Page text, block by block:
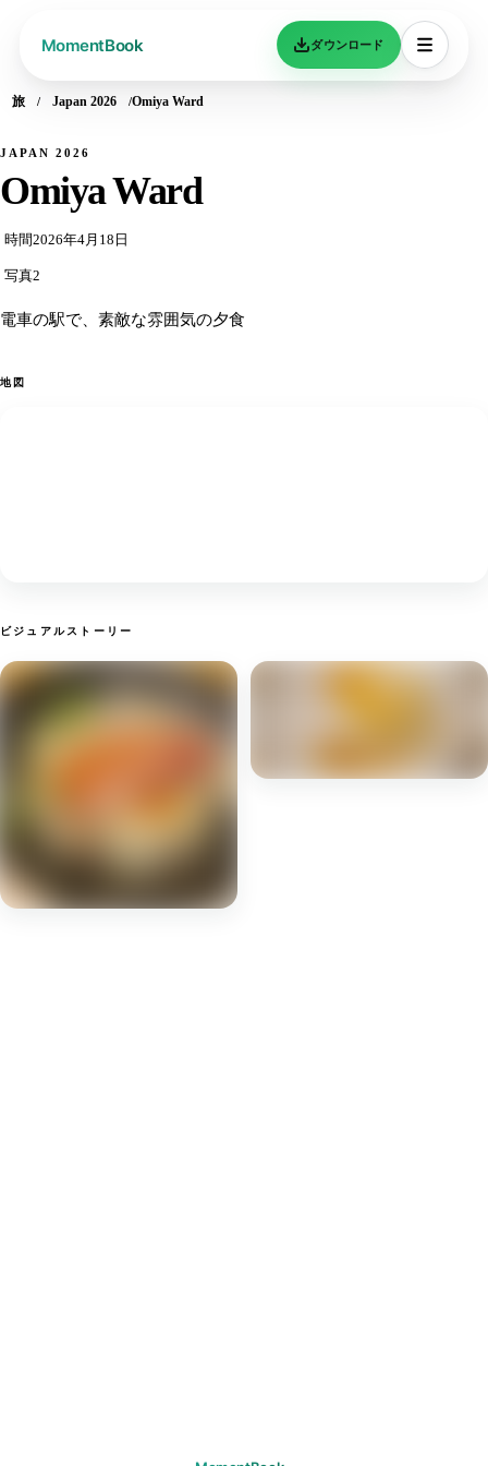
ダウンロード
旅 Japan 2026 Omiya Ward
JAPAN 2026
Omiya Ward
時間2026年4月18日
写真2
電車の駅で、素敵な雰囲気の夕食
地図
ビジュアルストーリー